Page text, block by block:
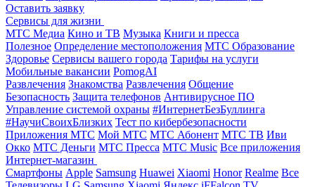
Оставить заявку
Сервисы для жизни
МТС Медиа Кино и ТВ Музыка Книги и пресса
Полезное Определение местоположения МТС Образование
Здоровье Сервисы вашего города Тарифы на услуги
Мобильные вакансии PomogAI
Развлечения Знакомства Развлечения Общение
Безопасность Защита телефонов Антивирусное ПО
Управление системой охраны #ИнтернетБезБуллинга
#НаучиСвоихБлизких Тест по кибербезопасности
Приложения МТС Мой МТС МТС Абонент МТС ТВ Иви
Окко МТС Деньги МТС Пресса МТС Music Все приложения
Интернет-магазин
Смартфоны Apple Samsung Huawei Xiaomi Honor Realme Все